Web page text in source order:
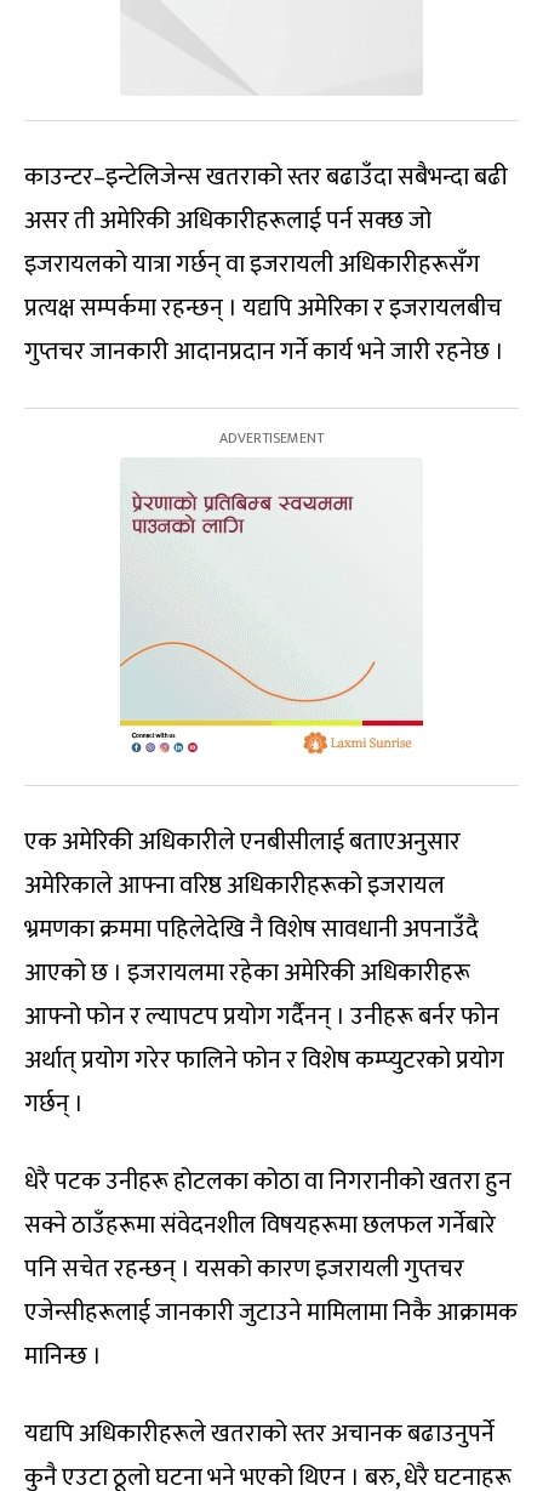
काउन्टर–इन्टेलिजेन्स खतराको स्तर बढाउँदा सबैभन्दा बढी
असर ती अमेरिकी अधिकारीहरूलाई पर्न सक्छ जो
इजरायलको यात्रा गर्छन् वा इजरायली अधिकारीहरूसँग
प्रत्यक्ष सम्पर्कमा रहन्छन् । यद्यपि अमेरिका र इजरायलबीच
गुप्तचर जानकारी आदानप्रदान गर्ने कार्य भने जारी रहनेछ ।
एक अमेरिकी अधिकारीले एनबीसीलाई बताएअनुसार
अमेरिकाले आफ्ना वरिष्ठ अधिकारीहरूको इजरायल
भ्रमणका क्रममा पहिलेदेखि नै विशेष सावधानी अपनाउँदै
आएको छ । इजरायलमा रहेका अमेरिकी अधिकारीहरू
आफ्नो फोन र ल्यापटप प्रयोग गर्दैनन् । उनीहरू बर्नर फोन
अर्थात् प्रयोग गरेर फालिने फोन र विशेष कम्प्युटरको प्रयोग
गर्छन् ।
धेरै पटक उनीहरू होटलका कोठा वा निगरानीको खतरा हुन
सक्ने ठाउँहरूमा संवेदनशील विषयहरूमा छलफल गर्नेबारे
पनि सचेत रहन्छन् । यसको कारण इजरायली गुप्तचर
एजेन्सीहरूलाई जानकारी जुटाउने मामिलामा निकै आक्रामक
मानिन्छ ।
यद्यपि अधिकारीहरूले खतराको स्तर अचानक बढाउनुपर्ने
कुनै एउटा ठूलो घटना भने भएको थिएन । बरु, धेरै घटनाहरू